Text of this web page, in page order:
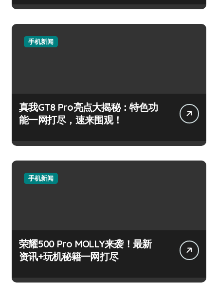
手机新闻
真我GT8 Pro亮点大揭秘：特色功
能一网打尽，速来围观！
手机新闻
荣耀500 Pro MOLLY来袭！最新
资讯+玩机秘籍一网打尽